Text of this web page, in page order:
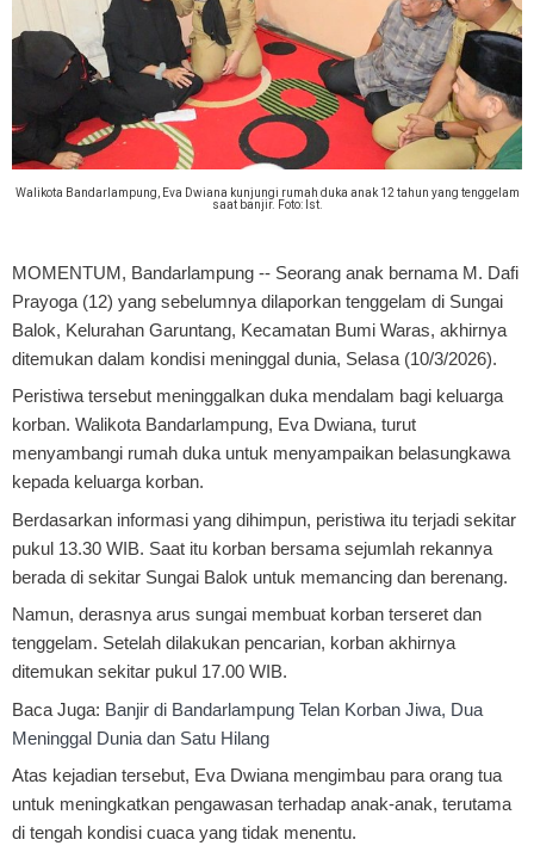
Walikota Bandarlampung, Eva Dwiana kunjungi rumah duka anak 12 tahun yang tenggelam
saat banjir. Foto: Ist.
MOMENTUM, Bandarlampung -- Seorang anak bernama M. Dafi
Prayoga (12) yang sebelumnya dilaporkan tenggelam di Sungai
Balok, Kelurahan Garuntang, Kecamatan Bumi Waras, akhirnya
ditemukan dalam kondisi meninggal dunia, Selasa (10/3/2026).
Peristiwa tersebut meninggalkan duka mendalam bagi keluarga
korban. Walikota Bandarlampung, Eva Dwiana, turut
menyambangi rumah duka untuk menyampaikan belasungkawa
kepada keluarga korban.
Berdasarkan informasi yang dihimpun, peristiwa itu terjadi sekitar
pukul 13.30 WIB. Saat itu korban bersama sejumlah rekannya
berada di sekitar Sungai Balok untuk memancing dan berenang.
Namun, derasnya arus sungai membuat korban terseret dan
tenggelam. Setelah dilakukan pencarian, korban akhirnya
ditemukan sekitar pukul 17.00 WIB.
Baca Juga: Banjir di Bandarlampung Telan Korban Jiwa, Dua
Meninggal Dunia dan Satu Hilang
Atas kejadian tersebut, Eva Dwiana mengimbau para orang tua
untuk meningkatkan pengawasan terhadap anak-anak, terutama
di tengah kondisi cuaca yang tidak menentu.